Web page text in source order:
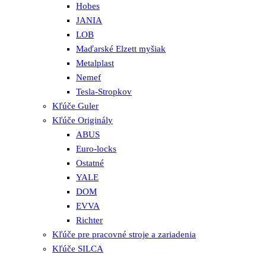
Hobes
JANIA
LOB
Maďarské Elzett myšiak
Metalplast
Nemef
Tesla-Stropkov
Kľúče Guler
Kľúče Originály
ABUS
Euro-locks
Ostatné
YALE
DOM
EVVA
Richter
Kľúče pre pracovné stroje a zariadenia
Kľúče SILCA